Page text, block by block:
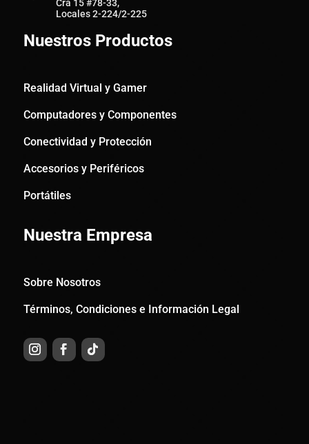
Cra 15 #78-33,
Locales 2-224/2-225
Nuestros Productos
Realidad Virtual y Gamer
Computadores y Componentes
Conectividad y Protección
Accesorios y Periféricos
Portátiles
Nuestra Empresa
Sobre Nosotros
Términos, Condiciones e Información Legal